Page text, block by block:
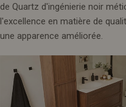
de Quartz d'ingénierie noir
l'excellence en matière de
une apparence améliorée.